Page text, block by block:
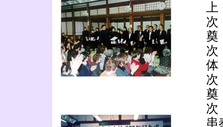
上
次
奠
次
体
次
奠
次
串